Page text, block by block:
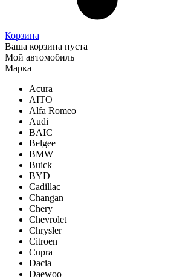
Корзина
Ваша корзина пуста
Мой автомобиль
Марка
Acura
AITO
Alfa Romeo
Audi
BAIC
Belgee
BMW
Buick
BYD
Cadillac
Changan
Chery
Chevrolet
Chrysler
Citroen
Cupra
Dacia
Daewoo